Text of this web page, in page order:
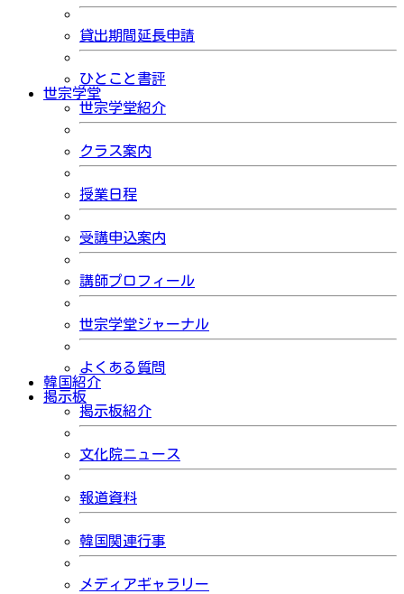
貸出期間延長申請
ひとこと書評
世宗学堂
世宗学堂紹介
クラス案内
授業日程
受講申込案内
講師プロフィール
世宗学堂ジャーナル
よくある質問
韓国紹介
掲示板
掲示板紹介
文化院ニュース
報道資料
韓国関連行事
メディアギャラリー